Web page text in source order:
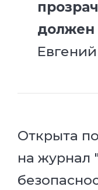
должен
Открыта
на журнал